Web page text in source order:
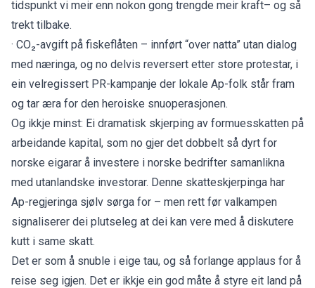
tidspunkt vi meir enn nokon gong trengde meir kraft– og så
trekt tilbake.
· CO₂-avgift på fiskeflåten – innført “over natta” utan dialog
med næringa, og no delvis reversert etter store protestar, i
ein velregissert PR-kampanje der lokale Ap-folk står fram
og tar æra for den heroiske snuoperasjonen.
Og ikkje minst: Ei dramatisk skjerping av formuesskatten på
arbeidande kapital, som no gjer det dobbelt så dyrt for
norske eigarar å investere i norske bedrifter samanlikna
med utanlandske investorar. Denne skatteskjerpinga har
Ap-regjeringa sjølv sørga for – men rett før valkampen
signaliserer dei plutseleg at dei kan vere med å diskutere
kutt i same skatt.
Det er som å snuble i eige tau, og så forlange applaus for å
reise seg igjen. Det er ikkje ein god måte å styre eit land på